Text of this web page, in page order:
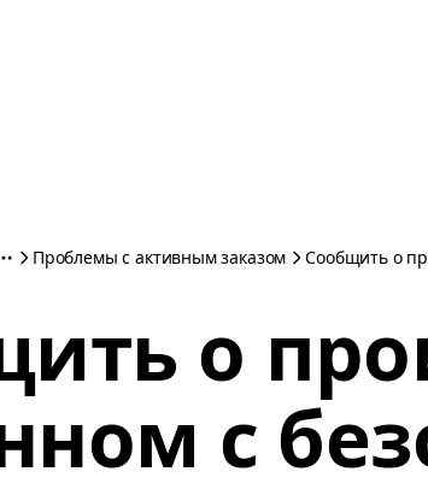
Проблемы с активным заказом Сообщить о
о
с